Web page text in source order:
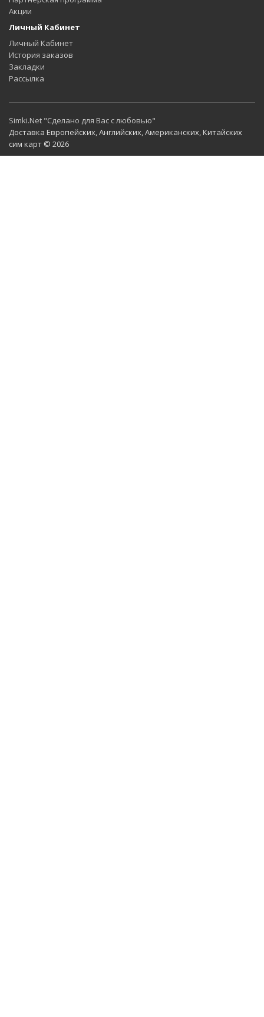
Акции
Личный Кабинет
Личный Кабинет
История заказов
Закладки
Рассылка
Simki.Net "Сделано для Вас с любовью"
Доставка Европейских, Английских, Американских, Китайских
сим карт © 2026